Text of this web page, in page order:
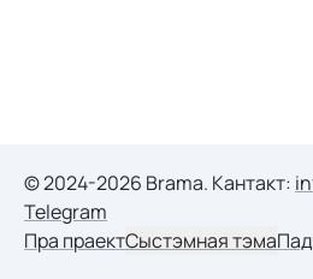
© 2024-2026 Brama. Кантакт:
Telegram
Пра праектСыстэмная тэма